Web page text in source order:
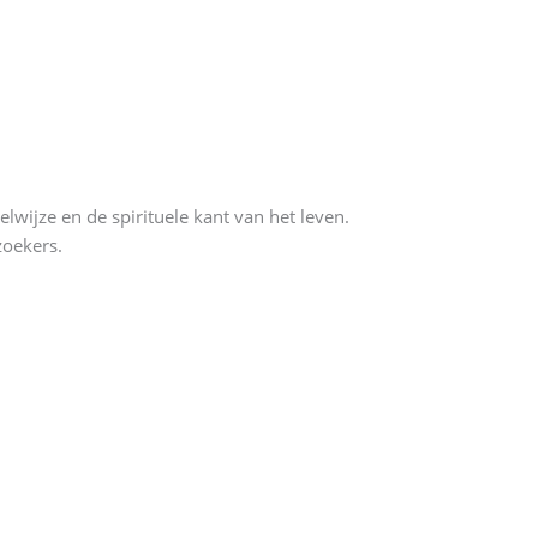
en de spirituele kant van het leven.